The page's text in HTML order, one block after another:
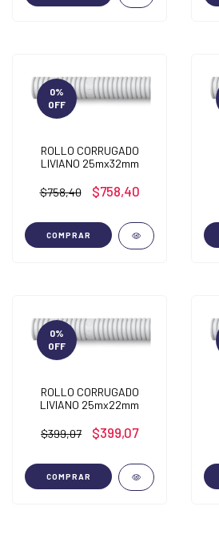
0%
OFF
ROLLO CORRUGADO
LIVIANO 25mx32mm
$758,40 $758,40
COMPRAR
0%
OFF
ROLLO CORRUGADO
LIVIANO 25mx22mm
$399,07 $399,07
COMPRAR